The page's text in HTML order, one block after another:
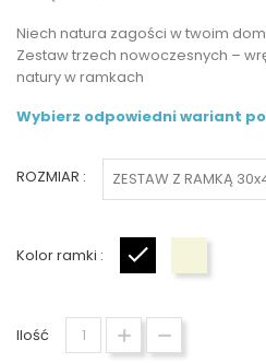
Niech natura zagości w twoim
Zestaw trzech nowoczesnych –
natury w ramkach
Wybierz odpowiedni wariant
ROZMIAR :
Kolor ramki :
Ilość